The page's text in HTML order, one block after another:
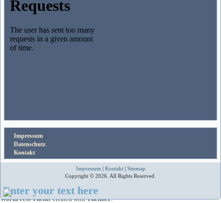
Impressum
Datenschutz
Kontakt
Impressum | Kontakt| Sitemap
Copyright © 2026. All Rights Reserved.
Enter your text here
WordPress Themecreated withThemler.